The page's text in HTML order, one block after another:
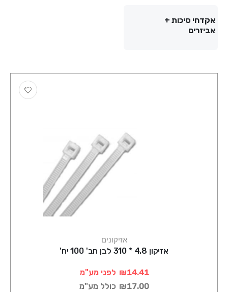
אקדחי סיכות +
אביזרים
אזיקונים
אזיקון 4.8 * 310 לבן חב' 100 יח'
₪14.41 לפני מע"מ
₪17.00 כולל מע"מ